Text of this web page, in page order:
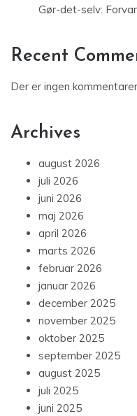
Gør-det-selv:
Recent
Der er ingen
Archives
august 2026
juli 2026
juni 2026
maj 2026
april 2026
marts 2026
februar 2026
januar 2026
december 2025
november 2025
oktober 2025
september 2025
august 2025
juli 2025
juni 2025